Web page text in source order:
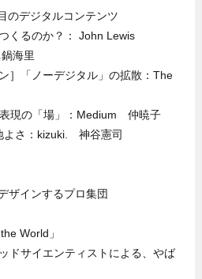
のデジタルコンテンツ
くるのか？： John Lewis
海里
］「ノーデジタル」の拡散：The
現の「場」：Medium 仲暁子
さ：kizuki. 神谷憲司
インするプロ集団
World」
ドサイエンティストによる、やば